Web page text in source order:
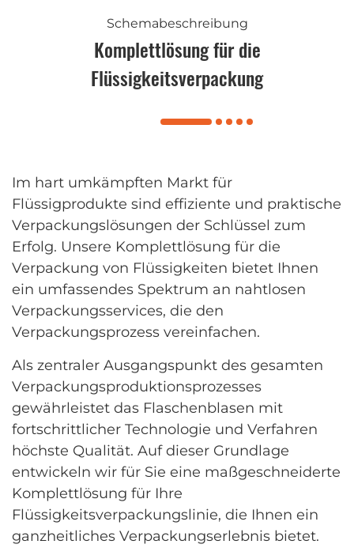
Schemabeschreibung
Komplettlösung für die
Flüssigkeitsverpackung
Im hart umkämpften Markt für
Flüssigprodukte sind effiziente und praktische
Verpackungslösungen der Schlüssel zum
Erfolg. Unsere Komplettlösung für die
Verpackung von Flüssigkeiten bietet Ihnen
ein umfassendes Spektrum an nahtlosen
Verpackungsservices, die den
Verpackungsprozess vereinfachen.
Als zentraler Ausgangspunkt des gesamten
Verpackungsproduktionsprozesses
gewährleistet das Flaschenblasen mit
fortschrittlicher Technologie und Verfahren
höchste Qualität. Auf dieser Grundlage
entwickeln wir für Sie eine maßgeschneiderte
Komplettlösung für Ihre
Flüssigkeitsverpackungslinie, die Ihnen ein
ganzheitliches Verpackungserlebnis bietet.